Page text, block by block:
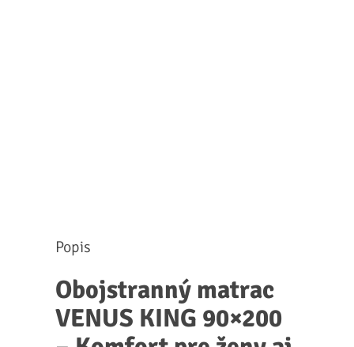
Popis
Obojstranný matrac
VENUS KING 90×200